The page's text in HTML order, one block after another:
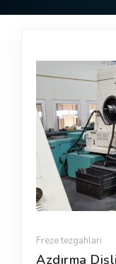
Freze tezgahları
Azdırma